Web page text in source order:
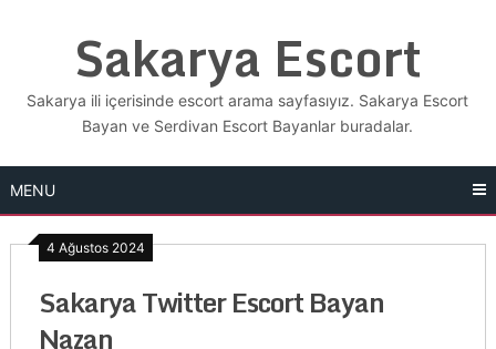
Sakarya Escort
Sakarya ili içerisinde escort arama sayfasıyız. Sakarya Escort
Bayan ve Serdivan Escort Bayanlar buradalar.
MENU
4 Ağustos 2024
Sakarya Twitter Escort Bayan
Nazan